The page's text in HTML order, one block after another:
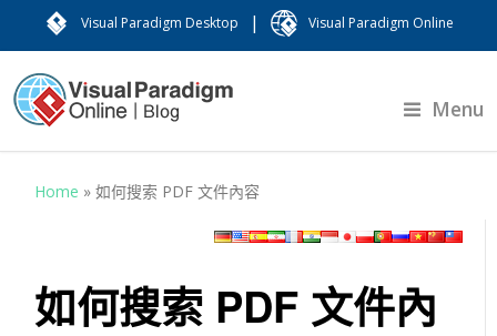
Visual Paradigm Desktop | Visual Paradigm Online
Menu
Home »如何搜索 PDF 文件內容
如何搜索 PDF 文件內